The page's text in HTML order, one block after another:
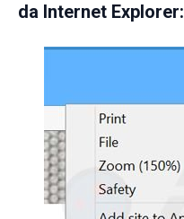
da Internet Explorer: